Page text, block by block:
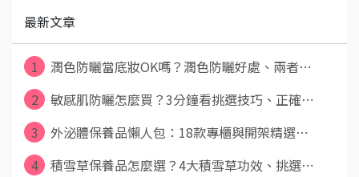
最新文章
1
潤色防曬當底妝OK嗎？潤色防曬好處、兩者⋯
2
敏感肌防曬怎麼買？3分鐘看挑選技巧、正確⋯
3
外泌體保養品懶人包：18款專櫃與開架精選⋯
4
積雪草保養品怎麼選？4大積雪草功效、挑選⋯